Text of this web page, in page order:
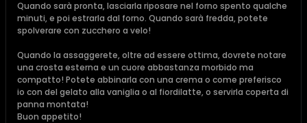
Quando sarà pronta, lasciarla riposare nel forno spento qualche
minuti, e poi estrarla dal forno. Quando sarà fredda, potete
spolverare con zucchero a velo!
Quando la assaggerete, oltre ad essere ottima, dovrete notare
una crosta esterna e un cuore abbastanza morbido ma
compatto! Potete abbinarla con una crema o come preferisco
io con del gelato alla vaniglia o al fiordilatte, o servirla coperta di
panna montata!
Buon appetito!